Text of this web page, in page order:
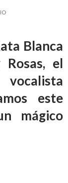
Blanca
Rosas, el
este
mágico
BLANCA